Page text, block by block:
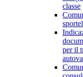
classe
per il